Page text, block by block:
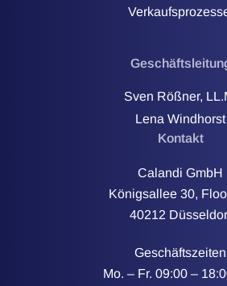
Sven Rößner,
Lena Windhorst
Kontakt
Calandi GmbH
Königsallee 30,
40212
Geschäftszeiten
Mo. – Fr. 09:00 –